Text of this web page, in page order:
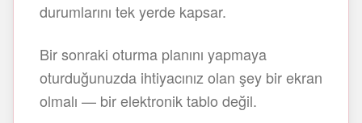
durumlarını tek yerde kapsar.
Bir sonraki oturma planını yapmaya
oturduğunuzda ihtiyacınız olan şey bir ekran
olmalı — bir elektronik tablo değil.